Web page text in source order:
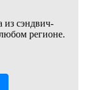
из сэндвич-
регионе.